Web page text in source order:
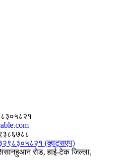
(व्हाट्सएप)
रोड, हाई-टेक जिल्ला,